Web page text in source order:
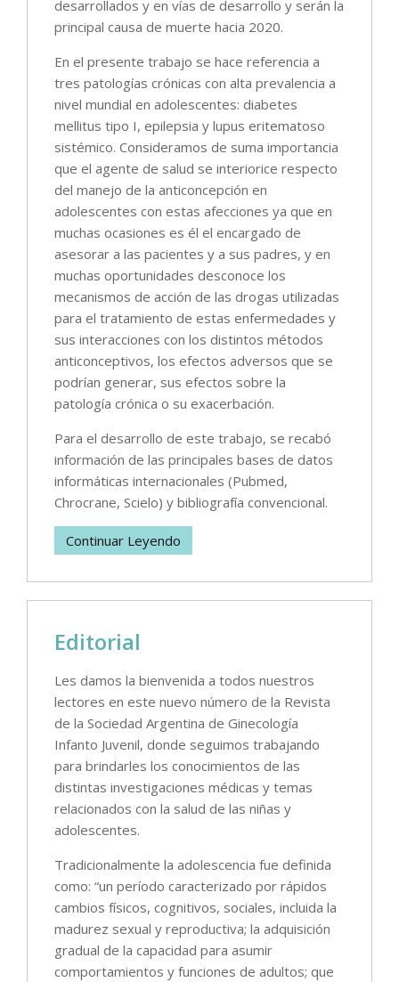
desarrollados y en vías de desarrollo y serán la
principal causa de muerte hacia 2020.
En el presente trabajo se hace referencia a
tres patologías crónicas con alta prevalencia a
nivel mundial en adolescentes: diabetes
mellitus tipo I, epilepsia y lupus eritematoso
sistémico. Consideramos de suma importancia
que el agente de salud se interiorice respecto
del manejo de la anticoncepción en
adolescentes con estas afecciones ya que en
muchas ocasiones es él el encargado de
asesorar a las pacientes y a sus padres, y en
muchas oportunidades desconoce los
mecanismos de acción de las drogas utilizadas
para el tratamiento de estas enfermedades y
sus interacciones con los distintos métodos
anticonceptivos, los efectos adversos que se
podrían generar, sus efectos sobre la
patología crónica o su exacerbación.
Para el desarrollo de este trabajo, se recabó
información de las principales bases de datos
informáticas internacionales (Pubmed,
Chrocrane, Scielo) y bibliografía convencional.
Continuar Leyendo
Editorial
Les damos la bienvenida a todos nuestros
lectores en este nuevo número de la Revista
de la Sociedad Argentina de Ginecología
Infanto Juvenil, donde seguimos trabajando
para brindarles los conocimientos de las
distintas investigaciones médicas y temas
relacionados con la salud de las niñas y
adolescentes.
Tradicionalmente la adolescencia fue definida
como: “un período caracterizado por rápidos
cambios físicos, cognitivos, sociales, incluida la
madurez sexual y reproductiva; la adquisición
gradual de la capacidad para asumir
comportamientos y funciones de adultos; que